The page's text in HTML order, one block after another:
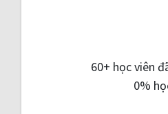
60+ học viên
0%